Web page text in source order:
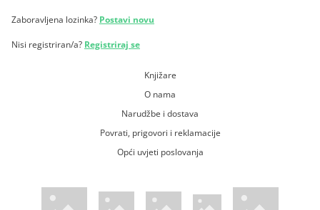
Zaboravljena lozinka? Postavi novu
Nisi registriran/a? Registriraj se
Knjižare
O nama
Narudžbe i dostava
Povrati, prigovori i reklamacije
Opći uvjeti poslovanja
WsPay web stranicaMaestro web stranicaMastercard web stranicaAmerican Express web stranica
Visa web stranica